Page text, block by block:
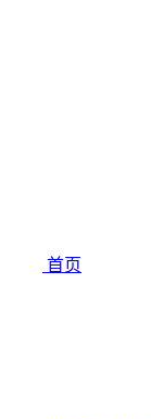
首页